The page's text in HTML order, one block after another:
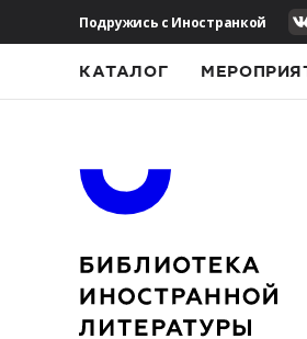
Подружись с Иностранкой
КАТАЛОГ